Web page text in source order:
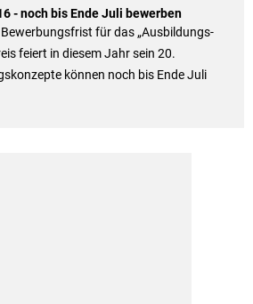
- noch bis Ende Juli bewerben
für das „Ausbildungs-
feiert in diesem Jahr sein 20.
können noch bis Ende Juli